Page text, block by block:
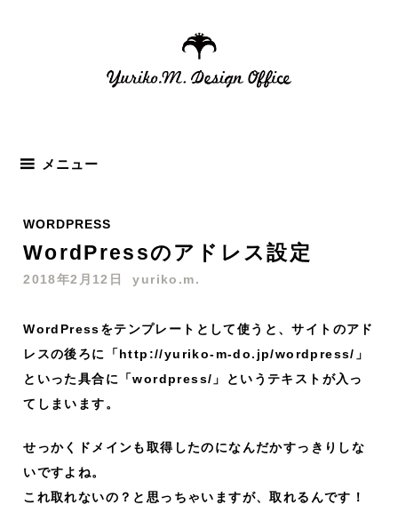
ス
メニュー
WORDPRESS
WordPressのアドレス設定
2018年2月12日 yuriko.m.
WordPressをテンプレートとして使うと、サイトのアド
レスの後ろに「http://yuriko-m-do.jp/wordpress/」
といった具合に「wordpress/」というテキストが入っ
てしまいます。
せっかくドメインも取得したのになんだかすっきりしな
いですよね。
これ取れないの？と思っちゃいますが、取れるんです！